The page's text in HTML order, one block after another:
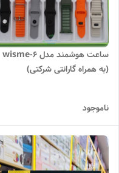
ساعت هوشمند مدل wisme-6
(به همراه گارانتی شرکتی)
ناموجود